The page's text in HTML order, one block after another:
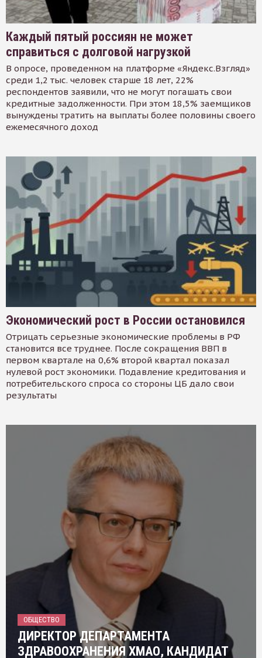
Каждый пятый россиян не может
справиться с долговой нагрузкой
В опросе, проведенном на платформе «Яндекс.Взгляд»
среди 1,2 тыс. человек старше 18 лет, 22%
респондентов заявили, что не могут погашать свои
кредитные задолженности. При этом 18,5% заемщиков
вынуждены тратить на выплаты более половины своего
ежемесячного доход
Экономический рост в России остановился
Отрицать серьезные экономические проблемы в РФ
становится все труднее. После сокращения ВВП в
первом квартале на 0,6% второй квартал показал
нулевой рост экономики. Подавление кредитования и
потребительского спроса со стороны ЦБ дало свои
результаты
ОБЩЕСТВО
ДИРЕКТОР ДЕПАРТАМЕНТА
ЗДРАВООХРАНЕНИЯ ХМАО, КАНДИДАТ